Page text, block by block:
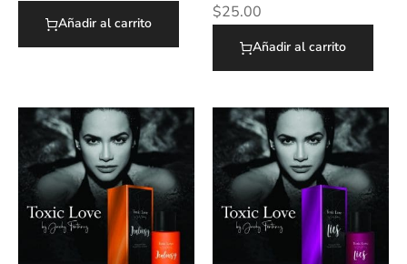
Añadir al carrito
$25.00
Añadir al carrito